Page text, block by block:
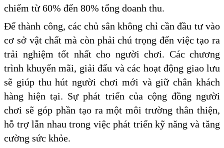
chiếm từ 60% đến 80% tổng doanh thu.
Để thành công, các chủ sân không chỉ cần đầu tư vào
cơ sở vật chất mà còn phải chú trọng đến việc tạo ra
trải nghiệm tốt nhất cho người chơi. Các chương
trình khuyến mãi, giải đấu và các hoạt động giao lưu
sẽ giúp thu hút người chơi mới và giữ chân khách
hàng hiện tại. Sự phát triển của cộng đồng người
chơi sẽ góp phần tạo ra một môi trường thân thiện,
hỗ trợ lẫn nhau trong việc phát triển kỹ năng và tăng
cường sức khỏe.